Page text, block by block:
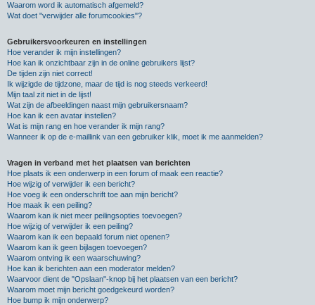
Waarom word ik automatisch afgemeld?
Wat doet "verwijder alle forumcookies"?
Gebruikersvoorkeuren en instellingen
Hoe verander ik mijn instellingen?
Hoe kan ik onzichtbaar zijn in de online gebruikers lijst?
De tijden zijn niet correct!
Ik wijzigde de tijdzone, maar de tijd is nog steeds verkeerd!
Mijn taal zit niet in de lijst!
Wat zijn de afbeeldingen naast mijn gebruikersnaam?
Hoe kan ik een avatar instellen?
Wat is mijn rang en hoe verander ik mijn rang?
Wanneer ik op de e-maillink van een gebruiker klik, moet ik me aanmelden?
Vragen in verband met het plaatsen van berichten
Hoe plaats ik een onderwerp in een forum of maak een reactie?
Hoe wijzig of verwijder ik een bericht?
Hoe voeg ik een onderschrift toe aan mijn bericht?
Hoe maak ik een peiling?
Waarom kan ik niet meer peilingsopties toevoegen?
Hoe wijzig of verwijder ik een peiling?
Waarom kan ik een bepaald forum niet openen?
Waarom kan ik geen bijlagen toevoegen?
Waarom ontving ik een waarschuwing?
Hoe kan ik berichten aan een moderator melden?
Waarvoor dient de "Opslaan"-knop bij het plaatsen van een bericht?
Waarom moet mijn bericht goedgekeurd worden?
Hoe bump ik mijn onderwerp?